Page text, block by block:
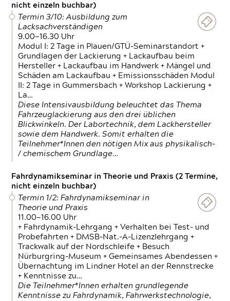
nicht einzeln buchbar)
Termin 3/10: Ausbildung zum
Lacksachverständigen
9.00—16.30 Uhr
Modul I: 2 Tage in Plauen/GTÜ-Seminarstandort +
Grundlagen der Lackierung + Lackaufbau beim
Hersteller + Lackaufbau im Handwerk + Mängel und
Schäden am Lackaufbau + Emissionsschäden Modul
II: 2 Tage in Gummersbach + Workshop Lackierung +
La…
Diese Intensivausbildung beleuchtet das Thema
Fahrzeuglackierung aus den drei üblichen
Blickwinkeln. Der Labortechnik, dem Lackhersteller
sowie dem Handwerk. Somit erhalten die
Teilnehmer*Innen den nötigen Mix aus physikalisch-
/ chemischem Grundlage…
Fahrdynamikseminar in Theorie und Praxis (2 Termine,
nicht einzeln buchbar)
Termin 1/2: Fahrdynamikseminar in
Theorie und Praxis
11.00—16.00 Uhr
+ Fahrdynamik-Lehrgang + Verhalten bei Test- und
Probefahrten + DMSB-Nat.-A-Lizenzlehrgang +
Trackwalk auf der Nordschleife + Besuch
Nürburgring-Museum + Gemeinsames Abendessen +
Übernachtung im Lindner Hotel an der Rennstrecke
+ Kenntnisse zu…
Die Teilnehmer*Innen erhalten grundlegende
Kenntnisse zu Fahrdynamik, Fahrwerkstechnologie,